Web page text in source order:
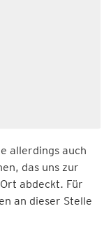
allerdings auch
das uns zur
abdeckt. Für
an dieser Stelle